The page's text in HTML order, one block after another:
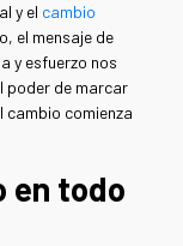
y el cambio
el mensaje de
y esfuerzo nos
poder de marcar
cambio comienza
en todo